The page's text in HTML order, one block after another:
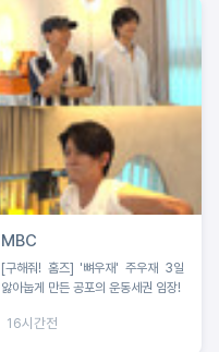
MBC
[구해줘! 홈즈] '뼈우재' 주우재 3일
앓아눕게 만든 공포의 운동세권 임장!
16시간전